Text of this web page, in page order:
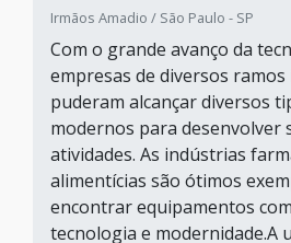
Irmãos Amadio / São Paulo - SP
Com o grande avanço da
empresas de diversos
puderam alcançar diversos
modernos para desenvolver
atividades. As indústrias
alimentícias são ótimos
encontrar equipamentos
tecnologia e modernidade.A